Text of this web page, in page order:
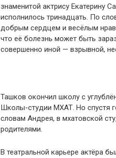
знаменитой актрису Екатерину
исполнилось тринадцать. По
добрым сердцем и весёлым
что её болезнь может быть
совершенно иной — взрывной,
Ташков окончил школу с
Школы-студии МХАТ. Но спустя
словам Андрея, в мхатовской
родителями.
В театральной карьере актёра